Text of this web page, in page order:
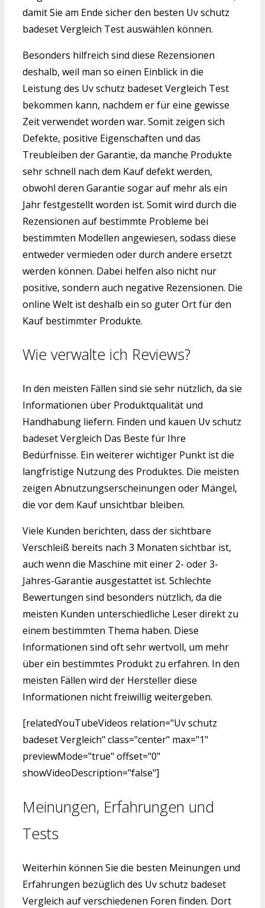
damit Sie am Ende sicher den besten Uv schutz
badeset Vergleich Test auswählen können.
Besonders hilfreich sind diese Rezensionen
deshalb, weil man so einen Einblick in die
Leistung des Uv schutz badeset Vergleich Test
bekommen kann, nachdem er für eine gewisse
Zeit verwendet worden war. Somit zeigen sich
Defekte, positive Eigenschaften und das
Treubleiben der Garantie, da manche Produkte
sehr schnell nach dem Kauf defekt werden,
obwohl deren Garantie sogar auf mehr als ein
Jahr festgestellt worden ist. Somit wird durch die
Rezensionen auf bestimmte Probleme bei
bestimmten Modellen angewiesen, sodass diese
entweder vermieden oder durch andere ersetzt
werden können. Dabei helfen also nicht nur
positive, sondern auch negative Rezensionen. Die
online Welt ist deshalb ein so guter Ort für den
Kauf bestimmter Produkte.
Wie verwalte ich Reviews?
In den meisten Fällen sind sie sehr nützlich, da sie
Informationen über Produktqualität und
Handhabung liefern. Finden und kauen Uv schutz
badeset Vergleich Das Beste für Ihre
Bedürfnisse. Ein weiterer wichtiger Punkt ist die
langfristige Nutzung des Produktes. Die meisten
zeigen Abnutzungserscheinungen oder Mängel,
die vor dem Kauf unsichtbar bleiben.
Viele Kunden berichten, dass der sichtbare
Verschleiß bereits nach 3 Monaten sichtbar ist,
auch wenn die Maschine mit einer 2- oder 3-
Jahres-Garantie ausgestattet ist. Schlechte
Bewertungen sind besonders nützlich, da die
meisten Kunden unterschiedliche Leser direkt zu
einem bestimmten Thema haben. Diese
Informationen sind oft sehr wertvoll, um mehr
über ein bestimmtes Produkt zu erfahren. In den
meisten Fällen wird der Hersteller diese
Informationen nicht freiwillig weitergeben.
[relatedYouTubeVideos relation="Uv schutz
badeset Vergleich" class="center" max="1"
previewMode="true" offset="0"
showVideoDescription="false"]
Meinungen, Erfahrungen und
Tests
Weiterhin können Sie die besten Meinungen und
Erfahrungen bezüglich des Uv schutz badeset
Vergleich auf verschiedenen Foren finden. Dort